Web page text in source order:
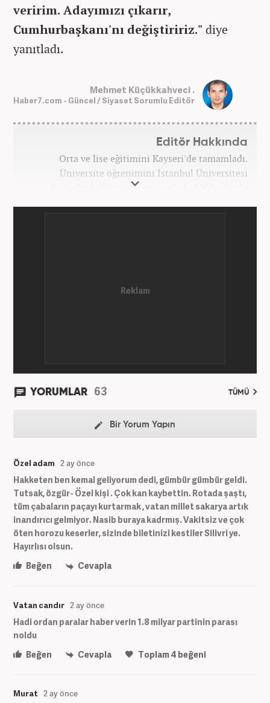
veririm. Adayımızı çıkarır,
Cumhurbaşkanı'nı değiştiririz." diye
yanıtladı.
Mehmet Küçükkahveci .
Haber7.com - Güncel / Siyaset Sorumlu Editör
Editör Hakkında
Orta ve lise eğitimini Kayseri'de tamamladı.
Üniversite öğrenimini İstanbul Üniversitesi
Coğrafya bölümünde tamamladı. 2008 yılında
YORUMLAR 63 TÜMÜ
Bir Yorum Yapın
Özel adam 2 ay önce
Hakketen ben kemal geliyorum dedi, gümbür gümbür geldi.
Tutsak, özgür- Özel kişi . Çok kan kaybettin. Rotada şaştı,
tüm çabaların paçayı kurtarmak , vatan millet sakarya artık
inandırıcı gelmiyor. Nasib buraya kadrmış. Vakitsiz ve çok
öten horozu keserler, sizinde biletinizi kestiler Silivri ye.
Hayırlısı olsun.
Beğen
Cevapla
Vatan candır 2 ay önce
Hadi ordan paralar haber verin 1.8 milyar partinin parası
noldu
Beğen
Cevapla Toplam4 beğeni
Murat 2 ay önce